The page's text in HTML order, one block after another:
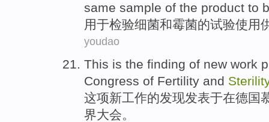
same sample of the product to
用于检验细菌和霉菌的试验使用
youdao
This is the finding of new work
Congress of Fertility and Sterility
这项新工作的发现发表于在德国
界大会。